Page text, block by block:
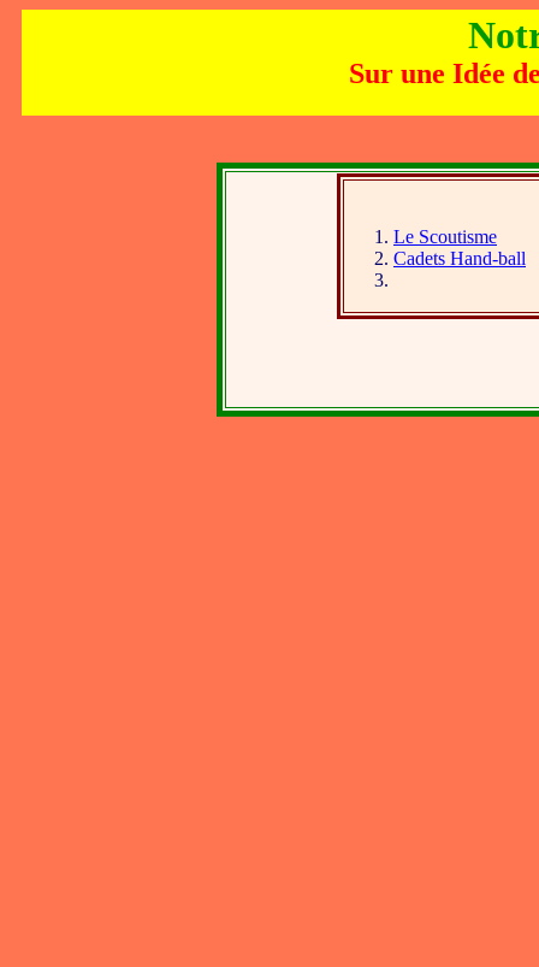
Sur une Idée
Le Scoutisme
Cadets Hand-ball